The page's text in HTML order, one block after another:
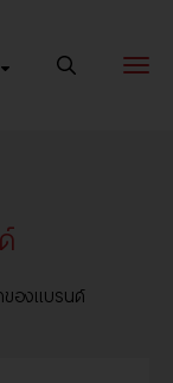
ชอปได้ 24 ชม. ที่
ของแบรนด์